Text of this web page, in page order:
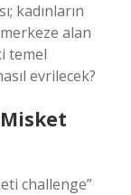
kadınların
alan
temel
evrilecek?
challenge”